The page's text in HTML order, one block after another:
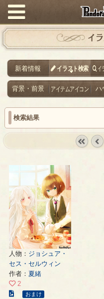
イ
新着情報 イラスト検索 イ
背景・前景 アイテムアイコン ハ
検索結果
人物： ジョシュア・
セス・セルウィン
作者： 夏緒
2
こ おまけ